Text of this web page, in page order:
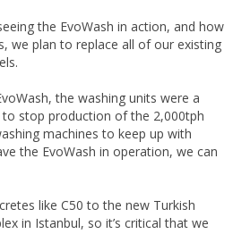
the EvoWash in action, and how
we plan to replace all of our existing
the washing units were a
stop production of the 2,000tph
machines to keep up with
the EvoWash in operation, we can
like C50 to the new Turkish
in Istanbul, so it’s critical that we